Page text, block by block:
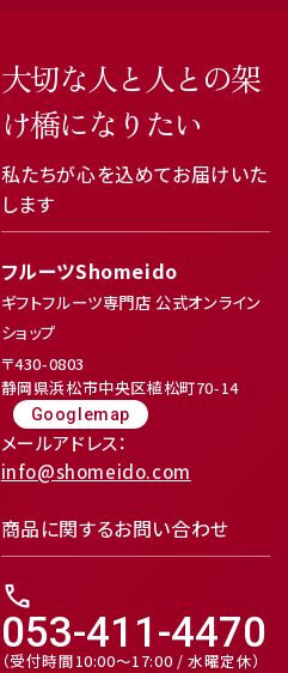
大切な人と人との架
け橋になりたい
私たちが心を込めてお届けいた
します
フルーツShomeido
ギフトフルーツ専門店 公式オンライン
ショップ
〒430-0803
静岡県浜松市中央区植松町70-14
Googlemap
メールアドレス：
info@shomeido.com
商品に関するお問い合わせ
call
053-411-4470
（受付時間10:00～17:00 / 水曜定休）